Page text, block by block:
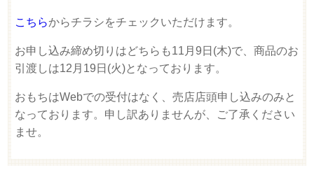
こちらからチラシをチェックいただけます。
お申し込み締め切りはどちらも11月9日(木)で、商品のお
引渡しは12月19日(火)となっております。
おもちはWebでの受付はなく、売店店頭申し込みのみと
なっております。申し訳ありませんが、ご了承ください
ませ。